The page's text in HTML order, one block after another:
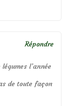
l’année
de toute façon
Répondre